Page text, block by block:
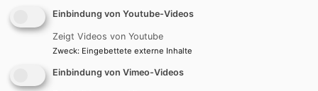
besser laufen müssen. Allerdings hat die Studie
durchaus wichtige Ergebnisse gebracht. Ihr Ziel war es,
die systemischen Gründe zu identifizieren, die in der
Evang. Kirche Missbrauch befördern.
Ergebnis ist, dass jede Form von Macht oder
Einbindung von Youtube-Videos
Zeigt Videos von Youtube
Zweck: Eingebettete externe Inhalte
Einbindung von Vimeo-Videos